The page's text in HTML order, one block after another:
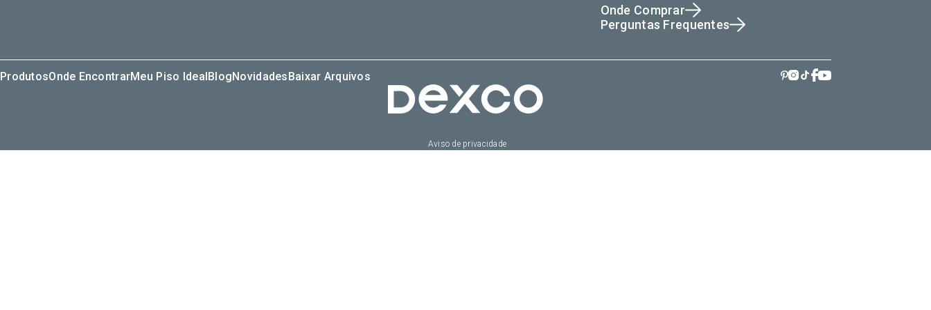
Onde Comprar
Perguntas Frequentes
ProdutosOnde EncontrarMeu Piso IdealBlogNovidadesBaixar Arquivos
Aviso de privacidade